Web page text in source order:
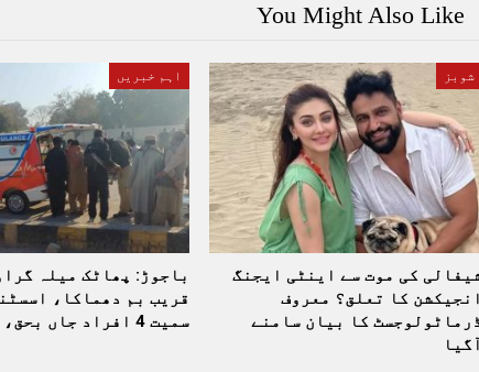
You Might Also Like
شوبز
کی موت سے اینٹی ایجنگ
انجیکشن کا تعلق؟ معروف
ڈرماٹولوجسٹ کا بیان سامنے
آگیا
اہم خبریں
باجوڑ: پھاٹک میلہ
قریب بم دھماکا،
سمیت 4 افراد جاں بحق، 11…